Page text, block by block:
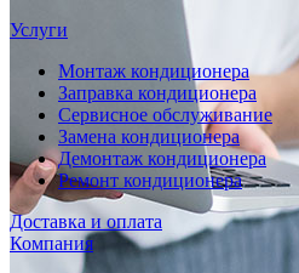
Услуги
Монтаж кондиционера
Заправка кондиционера
Сервисное обслуживание
Замена кондиционера
Демонтаж кондиционера
Ремонт кондиционера
Доставка и оплата
Компания